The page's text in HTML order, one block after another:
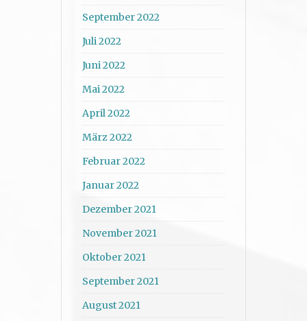
September 2022
Juli 2022
Juni 2022
Mai 2022
April 2022
März 2022
Februar 2022
Januar 2022
Dezember 2021
November 2021
Oktober 2021
September 2021
August 2021